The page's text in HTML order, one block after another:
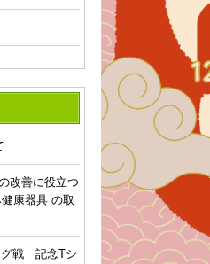
改善に役立つ
康器具 の取
戦 記念Tシ